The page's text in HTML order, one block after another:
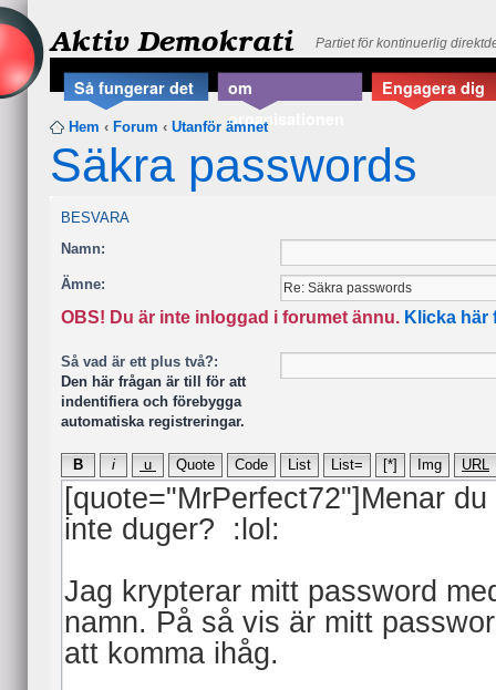
Aktiv Demokrati Partiet för kontinuerlig
Så fungerar det
om
organisationen
Engagera dig
Hem ‹ Forum ‹ Utanför ämnet
Säkra passwords
BESVARA
Namn:
Ämne:
OBS! Du är inte inloggad i forumet ännu. Klicka här
Så vad är ett plus två?:
Den här frågan är till för att
indentifiera och förebygga
automatiska registreringar.